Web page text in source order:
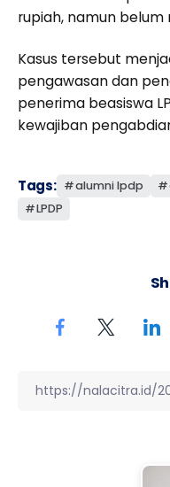
rupiah, namun
Kasus tersebut
pengawasan dan
penerima beasiswa
kewajiban
Tags: alumni lpdp
LPDP